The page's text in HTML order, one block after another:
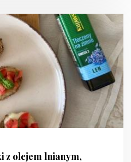
z olejem lnianym,